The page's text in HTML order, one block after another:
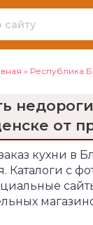
» Республика
от
кухни в
Каталоги с